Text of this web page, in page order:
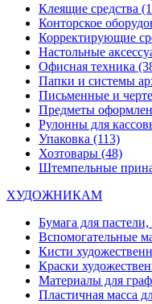
Клеящие средства
Конторское
Корректирующие
Настольные
Офисная техника
Папки и системы
Письменные и
Предметы
Рулонны для
Упаковка (113)
Хозтовары (48)
Штемпельные
ХУДОЖНИКАМ
Бумага для
Вспомогательные
Кисти
Краски
Материалы для
Пластичная масса